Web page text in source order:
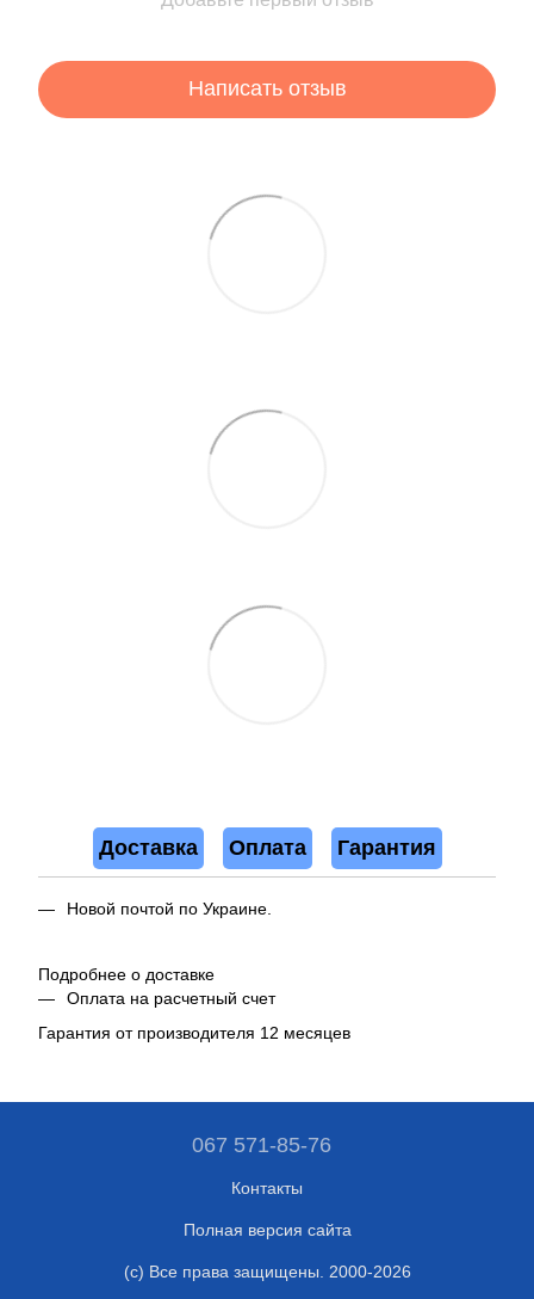
Написать отзыв
Доставка Оплата Гарантия
Новой почтой по Украине.
Подробнее о доставке
Оплата на расчетный счет
Гарантия от производителя 12 месяцев
067 571-85-76
Контакты
Полная версия сайта
(c) Все права защищены. 2000-2026